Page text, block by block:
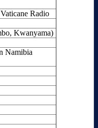
Radio
Kwanyama)
Namibia